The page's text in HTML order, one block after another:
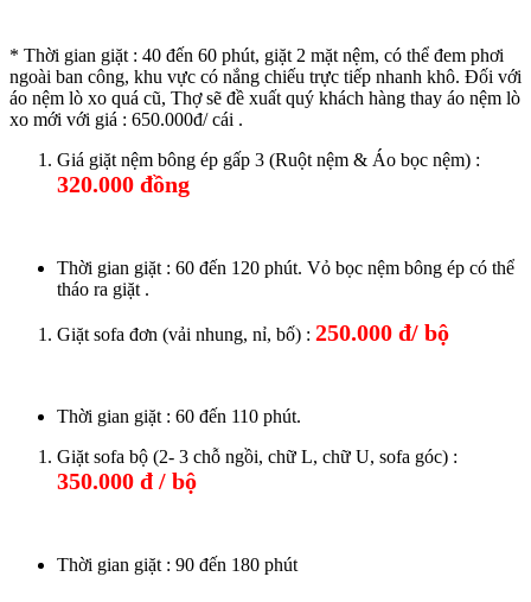
* Thời gian giặt : 40 đến 60 phút, giặt 2 mặt nệm, có thể đem phơi
ngoài ban công, khu vực có nắng chiếu trực tiếp nhanh khô. Đối với
áo nệm lò xo quá cũ, Thợ sẽ đề xuất quý khách hàng thay áo nệm lò
xo mới với giá : 650.000đ/ cái .
Giá giặt nệm bông ép gấp 3 (Ruột nệm & Áo bọc nệm) :
320.000 đồng
Thời gian giặt : 60 đến 120 phút. Vỏ bọc nệm bông ép có thể
tháo ra giặt .
Giặt sofa đơn (vải nhung, nỉ, bố) : 250.000 đ/ bộ
Thời gian giặt : 60 đến 110 phút.
Giặt sofa bộ (2- 3 chỗ ngồi, chữ L, chữ U, sofa góc) :
350.000 đ / bộ
Thời gian giặt : 90 đến 180 phút